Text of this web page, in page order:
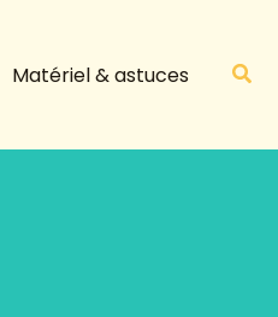
Matériel & astuces